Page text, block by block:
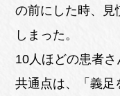
の前にした時、見
しまった。
10人ほどの患者さ
共通点は、「義足